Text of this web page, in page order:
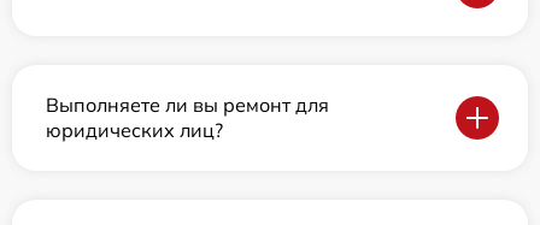
Выполняете ли вы ремонт для
юридических лиц?